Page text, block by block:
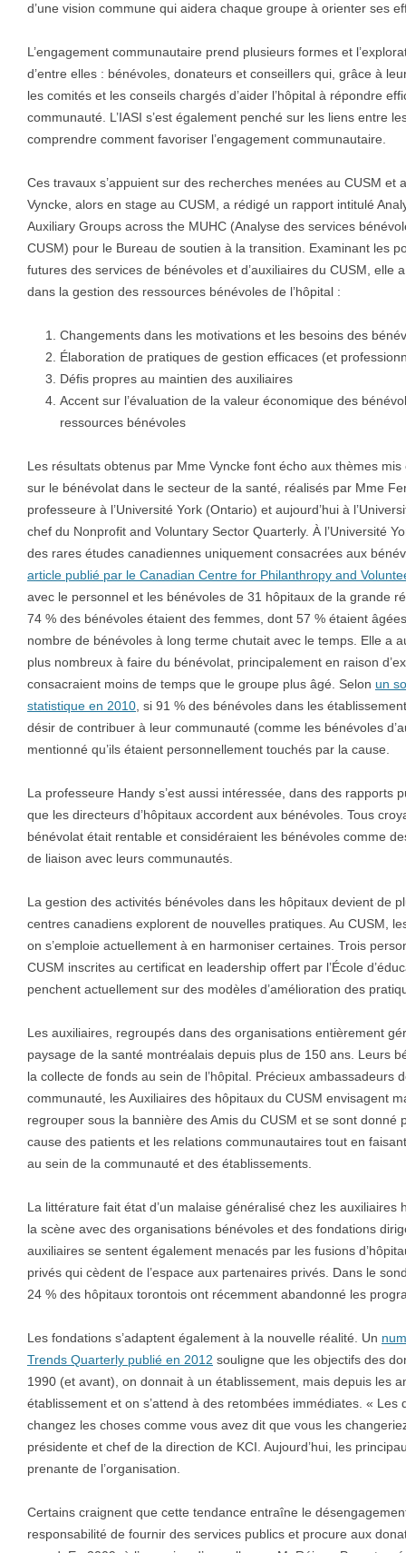
d’une vision commune qui aidera chaque groupe à orienter ses
L’engagement communautaire prend plusieurs formes et
d’entre elles : bénévoles, donateurs et conseillers qui, grâce à
les comités et les conseils chargés d’aider l’hôpital à répondre
communauté. L’IASI s’est également penché sur les liens entre
comprendre comment favoriser l’engagement communautaire.
Ces travaux s’appuient sur des recherches menées au CUSM et
Vyncke, alors en stage au CUSM, a rédigé un rapport intitulé
Auxiliary Groups across the MUHC (Analyse des services
CUSM) pour le Bureau de soutien à la transition. Examinant les
futures des services de bénévoles et d’auxiliaires du CUSM, elle
dans la gestion des ressources bénévoles de l’hôpital :
Changements dans les motivations et les besoins des
Élaboration de pratiques de gestion efficaces (et
Défis propres au maintien des auxiliaires
Accent sur l’évaluation de la valeur économique des
ressources bénévoles
Les résultats obtenus par Mme Vyncke font écho aux thèmes
sur le bénévolat dans le secteur de la santé, réalisés par Mme
professeure à l’Université York (Ontario) et aujourd’hui à
chef du Nonprofit and Voluntary Sector Quarterly. À l’Université
des rares études canadiennes uniquement consacrées aux
article publié par le Canadian Centre for Philanthropy and
avec le personnel et les bénévoles de 31 hôpitaux de la grande
74 % des bénévoles étaient des femmes, dont 57 % étaient
nombre de bénévoles à long terme chutait avec le temps. Elle a
plus nombreux à faire du bénévolat, principalement en raison
consacraient moins de temps que le groupe plus âgé. Selon un
statistique en 2010 , si 91 % des bénévoles dans les
désir de contribuer à leur communauté (comme les bénévoles
mentionné qu’ils étaient personnellement touchés par la cause.
La professeure Handy s’est aussi intéressée, dans des rapports
que les directeurs d’hôpitaux accordent aux bénévoles. Tous
bénévolat était rentable et considéraient les bénévoles comme
de liaison avec leurs communautés.
La gestion des activités bénévoles dans les hôpitaux devient de
centres canadiens explorent de nouvelles pratiques. Au CUSM,
on s’emploie actuellement à en harmoniser certaines. Trois
CUSM inscrites au certificat en leadership offert par l’École
penchent actuellement sur des modèles d’amélioration des
Les auxiliaires, regroupés dans des organisations entièrement
paysage de la santé montréalais depuis plus de 150 ans. Leurs
la collecte de fonds au sein de l’hôpital. Précieux ambassadeurs
communauté, les Auxiliaires des hôpitaux du CUSM envisagent
regrouper sous la bannière des Amis du CUSM et se sont donné
cause des patients et les relations communautaires tout en
au sein de la communauté et des établissements.
La littérature fait état d’un malaise généralisé chez les
la scène avec des organisations bénévoles et des fondations
auxiliaires se sentent également menacés par les fusions
privés qui cèdent de l’espace aux partenaires privés. Dans le
24 % des hôpitaux torontois ont récemment abandonné les
Les fondations s’adaptent également à la nouvelle réalité. Un
Trends Quarterly publié en 2012 souligne que les objectifs des
1990 (et avant), on donnait à un établissement, mais depuis les
établissement et on s’attend à des retombées immédiates. «
changez les choses comme vous avez dit que vous les
présidente et chef de la direction de KCI. Aujourd’hui, les
prenante de l’organisation.
Certains craignent que cette tendance entraîne le
responsabilité de fournir des services publics et procure aux